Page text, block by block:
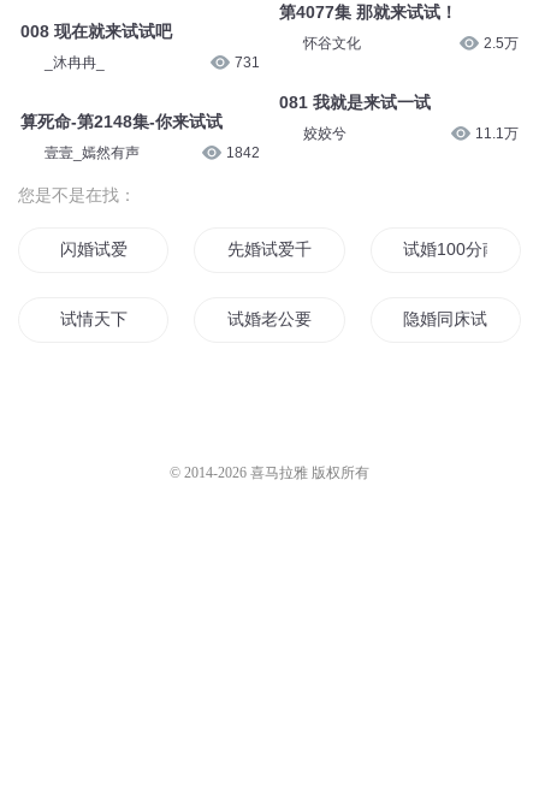
008 现在就来试试吧
_沐冉冉_ 731
算死命-第2148集-你来试试
壹壹_嫣然有声 1842
第4077集 那就来试试！
怀谷文化 2.5万
081 我就是来试一试
姣姣兮 11.1万
您是不是在找：
闪婚试爱 先婚试爱千亿爱人的宠妻试婚100分南少宠
试情天下 试婚老公要给力 隐婚同床试爱
© 2014-2026 喜马拉雅 版权所有